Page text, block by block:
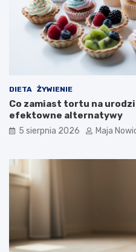
DIETA ŻYWIENIE
Co zamiast tortu na
efektowne alternatywy
5 sierpnia 2026 Maja